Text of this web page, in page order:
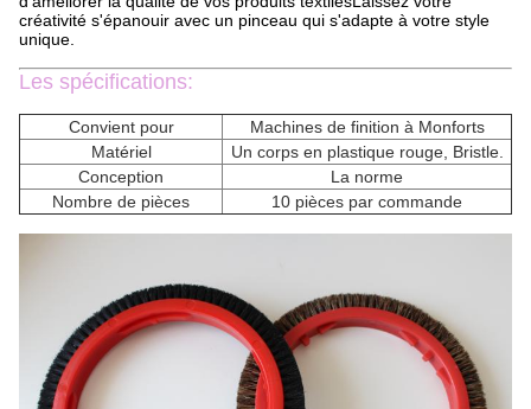
créativité s'épanouir avec un pinceau qui s'adapte à votre style
unique.
Les spécifications:
Convient pour
Machines de finition à Monforts
Matériel
Un corps en plastique rouge, Bristle.
Conception
La norme
Nombre de pièces
10 pièces par commande